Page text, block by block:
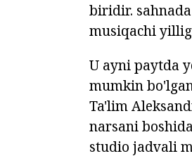
biridir.
musiqachi
U ayni paytda
mumkin
Ta'lim
narsani
studio jadvali